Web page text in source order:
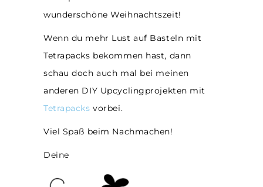
wunderschöne Weihnachtszeit!
Wenn du mehr Lust auf Basteln mit
Tetrapacks bekommen hast, dann
schau doch auch mal bei meinen
anderen DIY Upcyclingprojekten mit
Tetrapacks vorbei.
Viel Spaß beim Nachmachen!
Deine